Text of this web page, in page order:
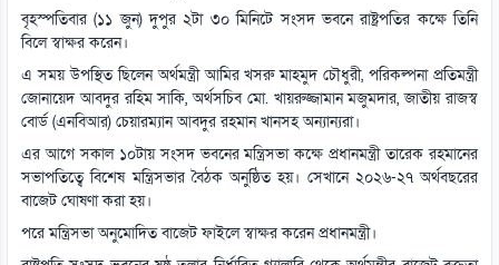
বৃহস্পতিবার (১১ জুন) দুপুর ২টা ৩০ মিনিটে সংসদ ভবনে রাষ্ট্রপতির কক্ষে তিনি
বিলে স্বাক্ষর করেন।
এ সময় উপস্থিত ছিলেন অর্থমন্ত্রী আমির খসরু মাহমুদ চৌধুরী, পরিকল্পনা প্রতিমন্ত্রী
জোনায়েদ আবদুর রহিম সাকি, অর্থসচিব মো. খায়রুজ্জামান মজুমদার, জাতীয় রাজস্ব
বোর্ড (এনবিআর) চেয়ারম্যান আবদুর রহমান খানসহ অন্যান্যরা।
এর আগে সকাল ১০টায় সংসদ ভবনের মন্ত্রিসভা কক্ষে প্রধানমন্ত্রী তারেক রহমানের
সভাপতিত্বে বিশেষ মন্ত্রিসভার বৈঠক অনুষ্ঠিত হয়। সেখানে ২০২৬-২৭ অর্থবছরের
বাজেট ঘোষণা করা হয়।
পরে মন্ত্রিসভা অনুমোদিত বাজেট ফাইলে স্বাক্ষর করেন প্রধানমন্ত্রী।